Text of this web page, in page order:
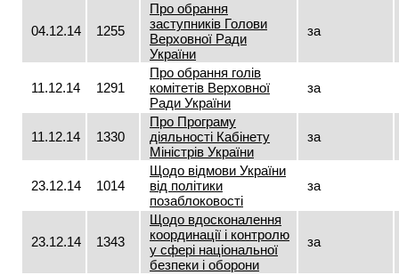
04.12.14 1255
Про обрання
заступників Голови
Верховної Ради
України
за
11.12.14 1291
Про обрання голів
комітетів Верховної
Ради України
за
11.12.14 1330
Про Програму
діяльності Кабінету
Міністрів України
за
23.12.14 1014
Щодо відмови України
від політики
позаблоковості
за
23.12.14 1343
Щодо вдосконалення
координації і контролю
у сфері національної
безпеки і оборони
за